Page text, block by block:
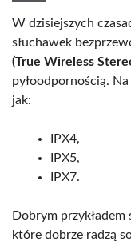
W dzisiejszych
słuchawek
(True Wireless
pyłoodpornością.
jak:
IPX4,
IPX5,
IPX7.
Dobrym przykładem
które dobrze radzą